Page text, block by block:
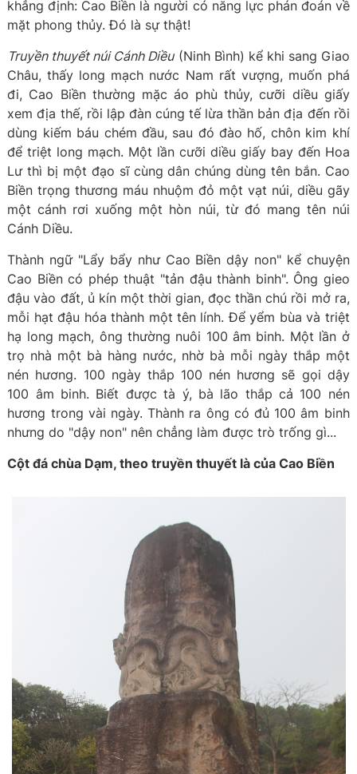
khẳng định: Cao Biền là người có năng lực phán đoán về
mặt phong thủy. Đó là sự thật!
Truyền thuyết núi Cánh Diều(Ninh Bình) kể khi sang Giao
Châu, thấy long mạch nước Nam rất vượng, muốn phá
đi, Cao Biền thường mặc áo phù thủy, cưỡi diều giấy
xem địa thế, rồi lập đàn cúng tế lừa thần bản địa đến rồi
dùng kiếm báu chém đầu, sau đó đào hố, chôn kim khí
để triệt long mạch. Một lần cưỡi diều giấy bay đến Hoa
Lư thì bị một đạo sĩ cùng dân chúng dùng tên bắn. Cao
Biền trọng thương máu nhuộm đỏ một vạt núi, diều gãy
một cánh rơi xuống một hòn núi, từ đó mang tên núi
Cánh Diều.
Thành ngữ "Lẩy bẩy như Cao Biền dậy non" kể chuyện
Cao Biền có phép thuật "tản đậu thành binh". Ông gieo
đậu vào đất, ủ kín một thời gian, đọc thần chú rồi mở ra,
mỗi hạt đậu hóa thành một tên lính. Để yểm bùa và triệt
hạ long mạch, ông thường nuôi 100 âm binh. Một lần ở
trọ nhà một bà hàng nước, nhờ bà mỗi ngày thắp một
nén hương. 100 ngày thắp 100 nén hương sẽ gọi dậy
100 âm binh. Biết được tà ý, bà lão thắp cả 100 nén
hương trong vài ngày. Thành ra ông có đủ 100 âm binh
nhưng do "dậy non" nên chẳng làm được trò trống gì...
Cột đá chùa Dạm, theo truyền thuyết là của Cao Biền